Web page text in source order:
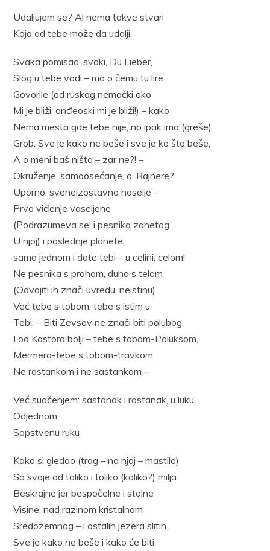
Udaljujem se? Al nema takve stvari
Koja od tebe može da udalji.
Svaka pomisao, svaki, Du Lieber,
Slog u tebe vodi – ma o čemu tu lire
Govorile (od ruskog nemački ako
Mi je bliži, anđeoski mi je bliži!) – kako
Nema mesta gde tebe nije, no ipak ima (greše):
Grob. Sve je kako ne beše i sve je ko što beše,
A o meni baš ništa – zar ne?! –
Okruženje, samoosećanje, o, Rajnere?
Uporno, sveneizostavno naselje –
Prvo viđenje vaseljene
(Podrazumeva se: i pesnika zanetog
U njoj) i poslednje planete,
samo jednom i date tebi – u celini, celom!
Ne pesnika s prahom, duha s telom
(Odvojiti ih znači uvredu, neistinu)
Već tebe s tobom, tebe s istim u
Tebi. – Biti Zevsov ne znači biti polubog
I od Kastora bolji – tebe s tobom-Poluksom,
Mermera-tebe s tobom-travkom,
Ne rastankom i ne sastankom –
Već suočenjem: sastanak i rastanak, u luku,
Odjednom.
Sopstvenu ruku
Kako si gledao (trag – na njoj – mastila)
Sa svoje od toliko i toliko (koliko?) milja
Beskrajne jer bespočelne i stalne
Visine, nad razinom kristalnom
Sredozemnog – i ostalih jezera slitih.
Sve je kako ne beše i kako će biti